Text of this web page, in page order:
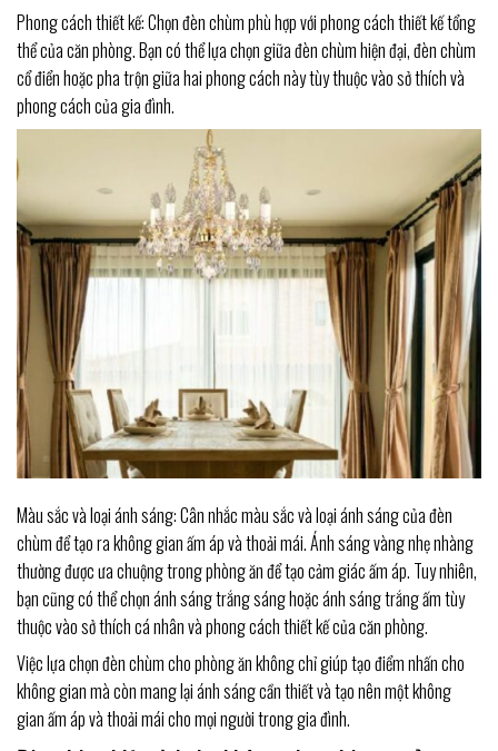
Phong cách thiết kế: Chọn đèn chùm phù hợp với phong cách thiết kế tổng
thể của căn phòng. Bạn có thể lựa chọn giữa đèn chùm hiện đại, đèn chùm
cổ điển hoặc pha trộn giữa hai phong cách này tùy thuộc vào sở thích và
phong cách của gia đình.
Màu sắc và loại ánh sáng: Cân nhắc màu sắc và loại ánh sáng của đèn
chùm để tạo ra không gian ấm áp và thoải mái. Ánh sáng vàng nhẹ nhàng
thường được ưa chuộng trong phòng ăn để tạo cảm giác ấm áp. Tuy nhiên,
bạn cũng có thể chọn ánh sáng trắng sáng hoặc ánh sáng trắng ấm tùy
thuộc vào sở thích cá nhân và phong cách thiết kế của căn phòng.
Việc lựa chọn đèn chùm cho phòng ăn không chỉ giúp tạo điểm nhấn cho
không gian mà còn mang lại ánh sáng cần thiết và tạo nên một không
gian ấm áp và thoải mái cho mọi người trong gia đình.